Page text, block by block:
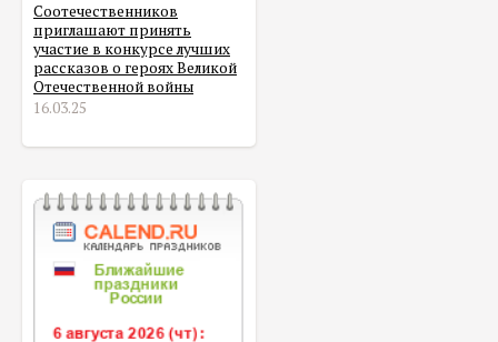
Соотечественников
приглашают принять
участие в конкурсе лучших
рассказов о героях Великой
Отечественной войны
16.03.25